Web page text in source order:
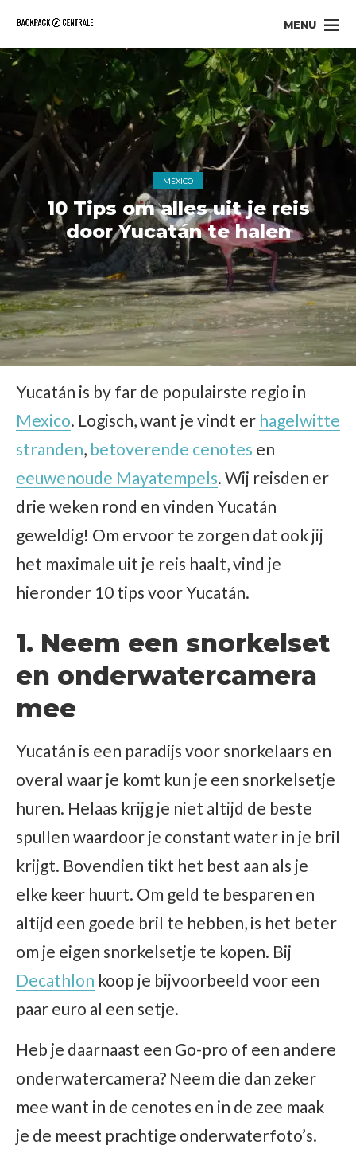
MENU
MEXICO
10 Tips om alles uit je reis
door Yucatán te halen
Yucatán is by far de populairste regio in
Mexico. Logisch, want je vindt er hagelwitte
stranden, betoverende cenotes en
eeuwenoude Mayatempels. Wij reisden er
drie weken rond en vinden Yucatán
geweldig! Om ervoor te zorgen dat ook jij
het maximale uit je reis haalt, vind je
hieronder 10 tips voor Yucatán.
1. Neem een snorkelset
en onderwatercamera
mee
Yucatán is een paradijs voor snorkelaars en
overal waar je komt kun je een snorkelsetje
huren. Helaas krijg je niet altijd de beste
spullen waardoor je constant water in je bril
krijgt. Bovendien tikt het best aan als je
elke keer huurt. Om geld te besparen en
altijd een goede bril te hebben, is het beter
om je eigen snorkelsetje te kopen. Bij
Decathlon koop je bijvoorbeeld voor een
paar euro al een setje.
Heb je daarnaast een Go-pro of een andere
onderwatercamera? Neem die dan zeker
mee want in de cenotes en in de zee maak
je de meest prachtige onderwaterfoto’s.